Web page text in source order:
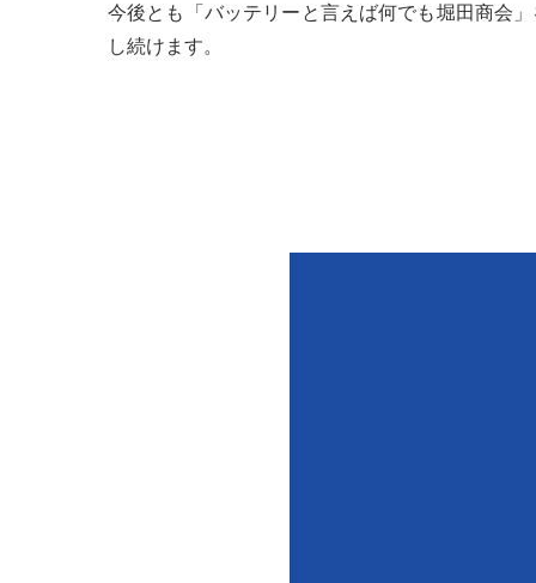
今後とも「バッテリーと言えば何でも堀田商会
し続けます。